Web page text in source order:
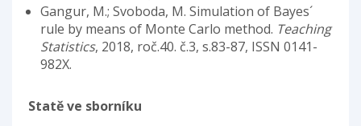
Gangur, M.; Svoboda, M. Simulation of Bayes´
rule by means of Monte Carlo method. Teaching
Statistics, 2018, roč.40. č.3, s.83-87, ISSN 0141-
982X.
Statě ve sborníku